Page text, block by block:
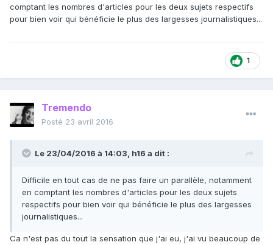
comptant les nombres d'articles pour les deux sujets respectifs
pour bien voir qui bénéficie le plus des largesses journalistiques...
1
Tremendo
Posté 23 avril 2016
Le 23/04/2016 à 14:03, h16 a dit :
Difficile en tout cas de ne pas faire un parallèle, notamment
en comptant les nombres d'articles pour les deux sujets
respectifs pour bien voir qui bénéficie le plus des largesses
journalistiques...
Ca n'est pas du tout la sensation que j'ai eu, j'ai vu beaucoup de